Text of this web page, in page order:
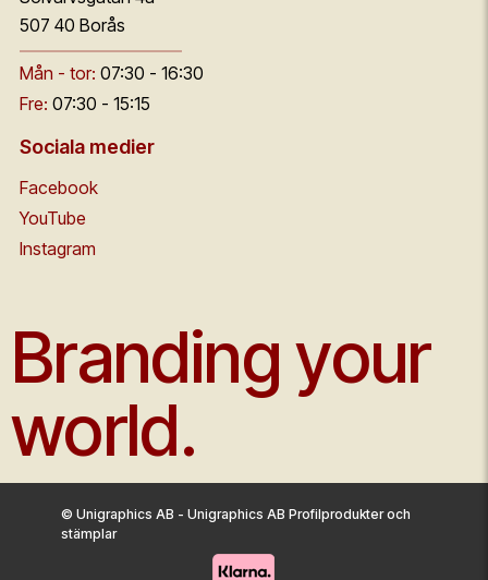
507 40 Borås
Mån - tor: 07:30 - 16:30
Fre: 07:30 - 15:15
Sociala medier
Facebook
YouTube
Instagram
Branding your
world.
© Unigraphics AB - Unigraphics AB Profilprodukter och
stämplar